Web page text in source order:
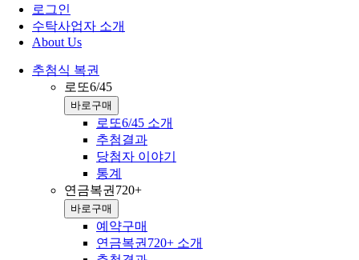
로그인
수탁사업자 소개
About Us
추첨식 복권
로또6/45
바로구매
로또6/45 소개
추첨결과
당첨자 이야기
통계
연금복권720+
바로구매
예약구매
연금복권720+ 소개